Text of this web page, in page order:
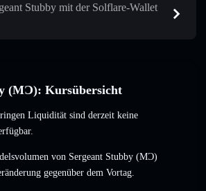
Stubby mit der Solflare-Wallet
(MƆ): Kursübersicht
Liquidität sind derzeit keine
von Sergeant Stubby (MƆ)
gegenüber dem Vortag.